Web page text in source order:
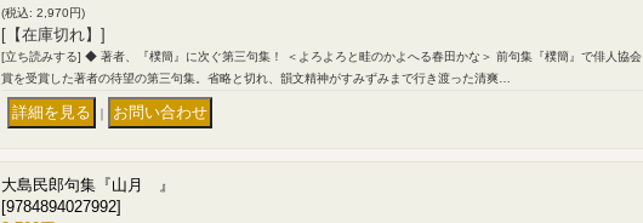
(税込: 2,970円)
[【在庫切れ】]
[立ち読みする] ◆ 著者、『樸簡』に次ぐ第三句集！ ＜よろよろと畦のかよへる春田かな＞ 前句集『樸簡』で俳人協会
賞を受賞した著者の待望の第三句集。省略と切れ、韻文精神がすみずみまで行き渡った清爽…
｜
大島民郎句集『山月 』
[9784894027992]